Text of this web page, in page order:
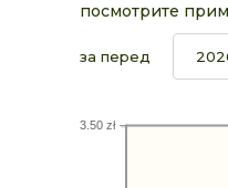
посмотрите
за перед
3.50 zł